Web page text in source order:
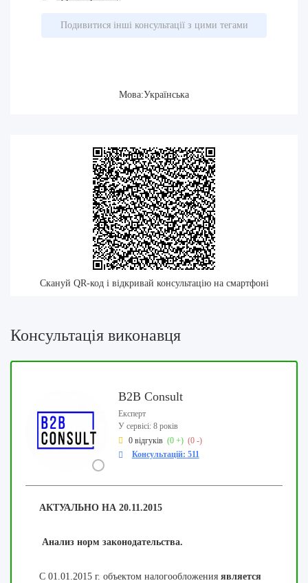
Подивитися інші консультації з цими тегами
Мова:Українська
Скануй QR-код і відкривай консультацію на смартфоні
Консультація виконавця
B2B Consult
Експерт
У сервісі: 8 років
0 відгуків (0 +) (0 -)
Консультацій: 511
АКТУАЛЬНО НА 20.11.2015
Анализ норм законодательства.
C 01.01.2015 г. объектом налогообложения является